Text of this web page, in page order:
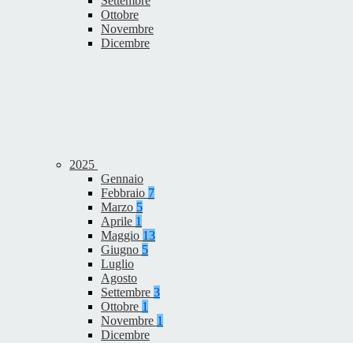
Ottobre
Novembre
Dicembre
2025
Gennaio
Febbraio 7
Marzo 5
Aprile 1
Maggio 13
Giugno 5
Luglio
Agosto
Settembre 3
Ottobre 1
Novembre 1
Dicembre